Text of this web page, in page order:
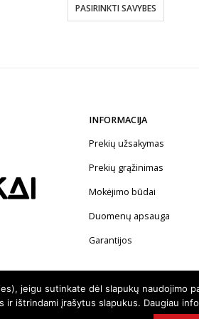
PASIRINKTI SAVYBES
INFORMACIJA
Prekių užsakymas
Prekių grąžinimas
Mokėjimo būdai
Duomenų apsauga
Garantijos
jeigu sutinkate dėl slapukų
ir ištrindami įrašytus slapukus. Daugiau